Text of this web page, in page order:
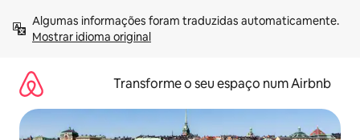
para
Mostrar idioma original
Transforme o seu espaço num Airbnb